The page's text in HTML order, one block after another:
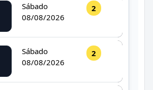
Sábado
08/08/2026
2
Sábado
08/08/2026
2